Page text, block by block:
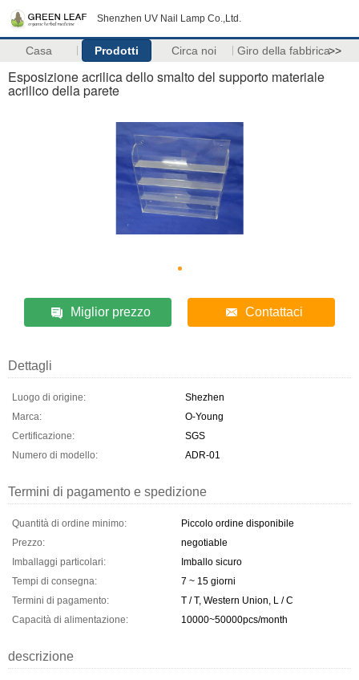
Shenzhen UV Nail Lamp Co.,Ltd.
Casa Prodotti Circa noi Giro della fabbrica>>
Esposizione acrilica dello smalto del supporto materiale
acrilico della parete
Miglior prezzo Contattaci
Dettagli
Luogo di origine:
Shezhen
Marca:
O-Young
Certificazione:
SGS
Numero di modello:
ADR-01
Termini di pagamento e spedizione
Quantità di ordine minimo:
Piccolo ordine disponibile
Prezzo:
negotiable
Imballaggi particolari:
Imballo sicuro
Tempi di consegna:
7 ~ 15 giorni
Termini di pagamento:
T / T, Western Union, L / C
Capacità di alimentazione:
10000~50000pcs/month
descrizione